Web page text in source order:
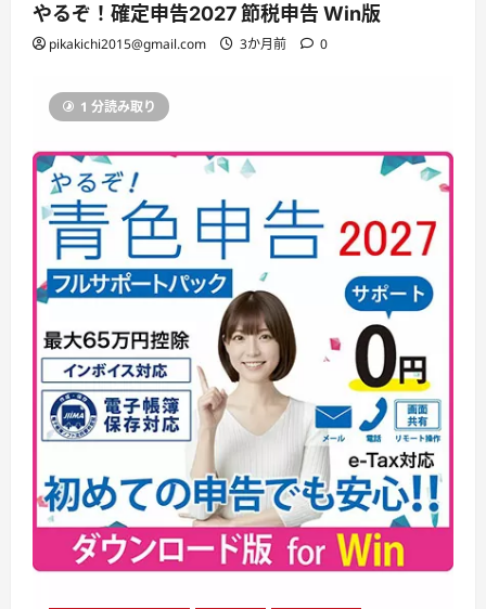
やるぞ！確定申告2027 節税申告 Win版
pikakichi2015@gmail.com 3か月前 0
1 分読み取り